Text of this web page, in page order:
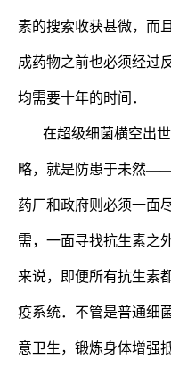
素的搜索收获甚微，而
成药物之前也必须经过
均需要十年的时间．
在超级细菌横空出
略，就是防患于未然——
药厂和政府则必须一面
需，一面寻找抗生素之
来说，即便所有抗生素
疫系统．不管是普通细
意卫生，锻炼身体增强